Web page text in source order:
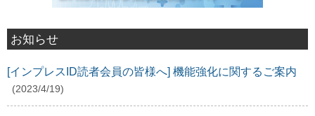
お知らせ
[インプレスID読者会員の皆様へ] 機能強化に関するご案内
(2023/4/19)